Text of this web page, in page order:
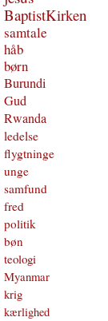
BaptistKirken
samtale
håb
børn
Burundi
Gud
Rwanda
ledelse
flygtninge
unge
samfund
fred
politik
bøn
teologi
Myanmar
krig
kærlighed